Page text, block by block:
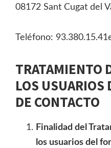
08172 Sant Cugat del
Teléfono:
TRATAMIENTO
LOS USUARIOS
DE CONTACTO
Finalidad del
los usuarios del